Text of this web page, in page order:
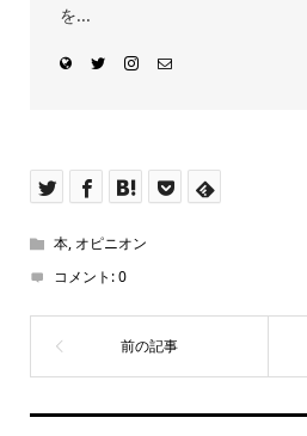
を...
本, オピニオン
コメント:0